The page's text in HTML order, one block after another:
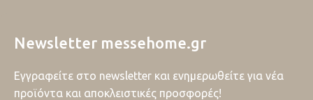
Newsletter messehome.gr
Εγγραφείτε στο newsletter και ενημερωθείτε για νέα
προϊόντα και αποκλειστικές προσφορές!